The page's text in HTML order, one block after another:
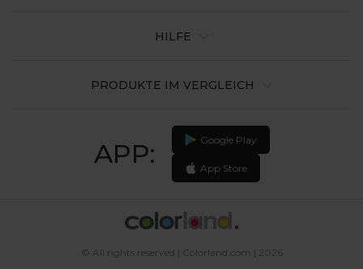
HILFE
PRODUKTE IM VERGLEICH
APP: Google Play
App Store
© All rights reserved | Colorland.com | 2026